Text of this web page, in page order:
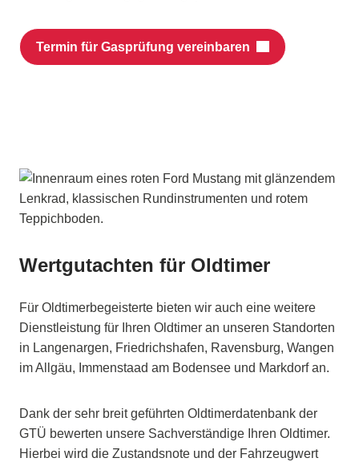
Termin für Gasprüfung vereinbaren
Wertgutachten für Oldtimer
Für Oldtimerbegeisterte bieten wir auch eine weitere
Dienstleistung für Ihren Oldtimer an unseren Standorten
in Langenargen, Friedrichshafen, Ravensburg, Wangen
im Allgäu, Immenstaad am Bodensee und Markdorf an.
Dank der sehr breit geführten Oldtimerdatenbank der
GTÜ bewerten unsere Sachverständige Ihren Oldtimer.
Hierbei wird die Zustandsnote und der Fahrzeugwert